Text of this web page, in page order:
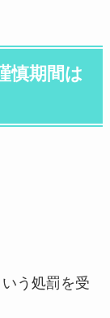
慎期間は
いう処罰を受